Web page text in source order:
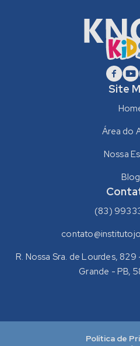
Site
Área do
Nossa
Blog
(83)
R. Nossa Sra. de Lourdes,
Grande - PB,
Política de